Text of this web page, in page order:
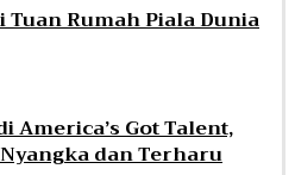
Rumah Piala Dunia
America’s Got Talent,
dan Terharu